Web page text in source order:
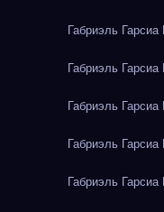
Габриэль
Габриэль
Габриэль
Габриэль
Габриэль